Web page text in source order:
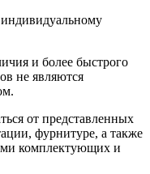
и более быстрого
не являются
от представленных
фурнитуре, а также
комплектующих и